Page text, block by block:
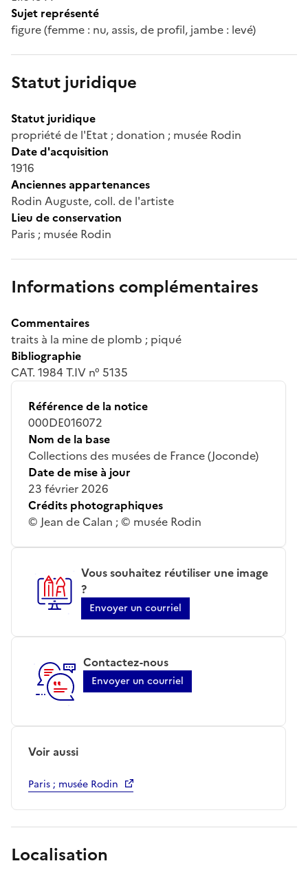
Sujet représenté
figure (femme : nu, assis, de profil, jambe : levé)
Statut juridique
Statut juridique
propriété de l'Etat ; donation ; musée Rodin
Date d'acquisition
1916
Anciennes appartenances
Rodin Auguste, coll. de l'artiste
Lieu de conservation
Paris ; musée Rodin
Informations complémentaires
Commentaires
traits à la mine de plomb ; piqué
Bibliographie
CAT. 1984 T.IV n° 5135
Référence de la notice
000DE016072
Nom de la base
Collections des musées de France (Joconde)
Date de mise à jour
23 février 2026
Crédits photographiques
© Jean de Calan ; © musée Rodin
Vous souhaitez réutiliser une image
?
Envoyer un courriel
Contactez-nous
Envoyer un courriel
Voir aussi
Paris ; musée Rodin
Localisation